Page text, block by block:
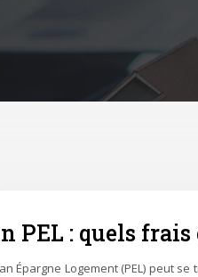
PEL : quels
Épargne Logement (PEL) peut